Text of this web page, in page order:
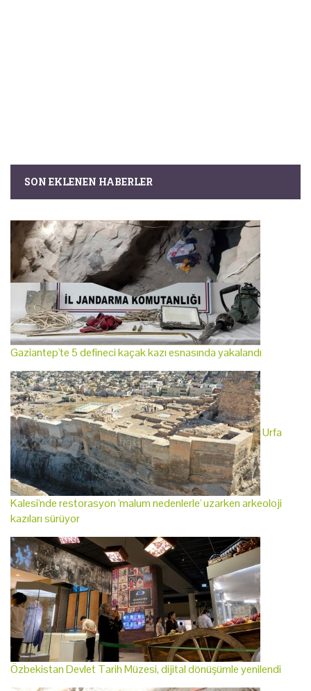
SON EKLENEN HABERLER
Gaziantep'te 5 defineci kaçak kazı esnasında yakalandı
Urfa
Kalesi'nde restorasyon 'malum nedenlerle' uzarken arkeoloji
kazıları sürüyor
Özbekistan Devlet Tarih Müzesi, dijital dönüşümle yenilendi